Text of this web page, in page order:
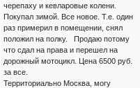
черепаху и кевларовые колени.
Покупал зимой. Все новое. Т.е. один
раз примерил в помещении, снял
положил на полку. Продаю потому
что сдал на права и перешел на
дорожный мотоцикл. Цена 6500 руб.
за все.
Территориально Москва, могу